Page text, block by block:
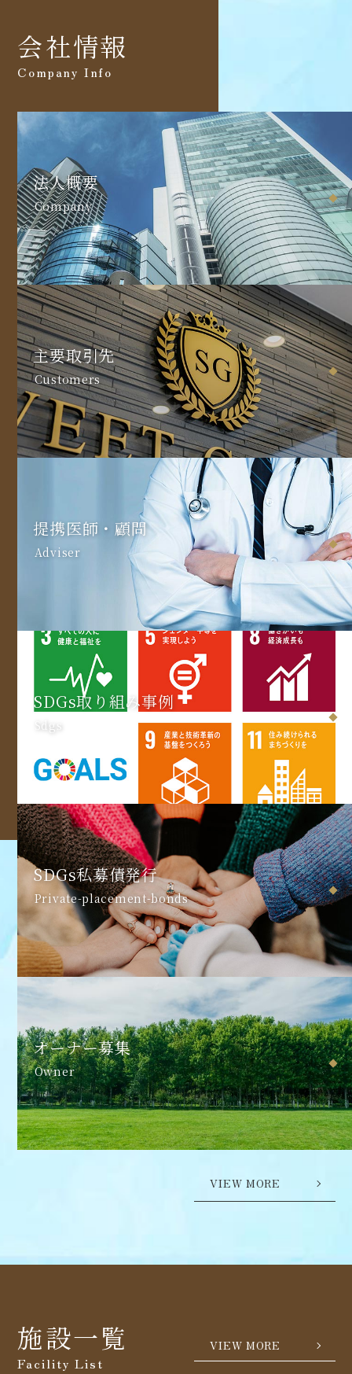
会社情報
Company Info
法人概要
Company
主要取引先
Customers
提携医師・顧問
Adviser
SDGs取り組み事例
Sdgs
SDGs私募債発行
Private-placement-bonds
オーナー募集
Owner
VIEW MORE
施設一覧
Facility List
VIEW MORE